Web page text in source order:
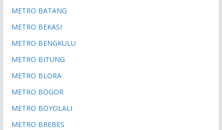
METRO BATANG
METRO BEKASI
METRO BENGKULU
METRO BITUNG
METRO BLORA
METRO BOGOR
METRO BOYOLALI
METRO BREBES